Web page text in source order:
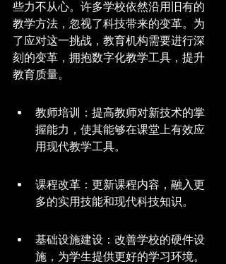
些力不从心。许多学校依然沿用旧有的
教学方法，忽视了科技带来的变革。为
了应对这一挑战，教育机构需要进行深
刻的变革，拥抱数字化教学工具，提升
教育质量。
教师培训：提高教师对新技术的掌
握能力，使其能够在课堂上有效应
用现代教学工具。
课程改革：更新课程内容，融入更
多的实用技能和现代科技知识。
基础设施建设：改善学校的硬件设
施，为学生提供更好的学习环境。